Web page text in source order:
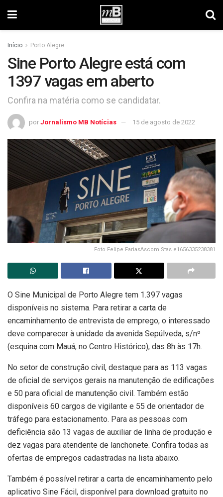
Início Porto Alegre
Sine Porto Alegre está com
1397 vagas em aberto
Confira na matéria como se candidatar.
por Jornalismo MB Notícias 15 de agosto de 2022
Foto Felipe FariasAscom Stas e1656335238381
O Sine Municipal de Porto Alegre tem 1.397 vagas
disponíveis no sistema. Para retirar a carta de
encaminhamento de entrevista de emprego, o interessado
deve comparecer à unidade da avenida Sepúlveda, s/nº
(esquina com Mauá, no Centro Histórico), das 8h às 17h.
No setor de construção civil, destaque para as 113 vagas
de oficial de serviços gerais na manutenção de edificações
e 50 para oficial de manutenção civil. Também estão
disponíveis 60 cargos de vigilante e 55 de orientador de
tráfego para estacionamento. Para as pessoas com
deficiência são 13 vagas de auxiliar de linha de produção e
dez vagas para atendente de lanchonete. Confira todas as
ofertas de empregos cadastradas na lista abaixo.
Também é possível retirar a carta de encaminhamento pelo
aplicativo Sine Fácil, disponível para download gratuito no